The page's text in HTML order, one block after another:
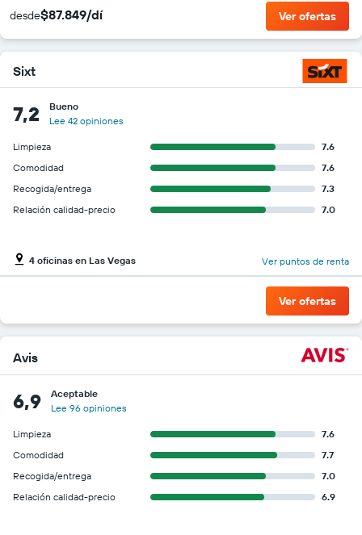
desde$87.849/dí Ver ofertas
Sixt
7,2
Bueno
Lee 42 opiniones
Limpieza
7.6
Comodidad
7.6
Recogida/entrega
7.3
Relación calidad-precio
7.0
4 oficinas en Las Vegas Ver puntos de renta
Ver ofertas
Avis
6,9
Aceptable
Lee 96 opiniones
Limpieza
7.6
Comodidad
7.7
Recogida/entrega
7.0
Relación calidad-precio
6.9